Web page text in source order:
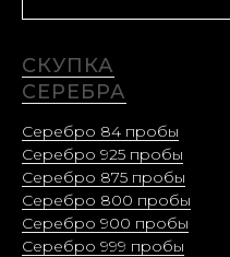
СКУПКА
СЕРЕБРА
Серебро 84 пробы
Серебро 925 пробы
Серебро 875 пробы
Серебро 800 пробы
Серебро 900 пробы
Серебро 999 пробы